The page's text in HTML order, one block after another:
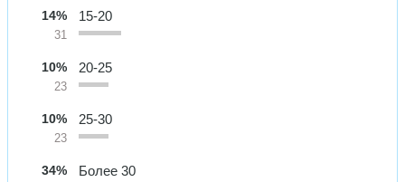
14%
31
15-20
10%
23
20-25
10%
23
25-30
34% Более 30